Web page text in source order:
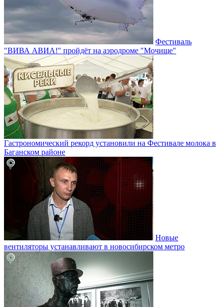
Фестиваль
"ВИВА АВИА!" пройдёт на аэродроме "Мочище"
Гастрономический рекорд установили на Фестивале молока в
Баганском районе
Новые
вентиляторы устанавливают в новосибирском метро